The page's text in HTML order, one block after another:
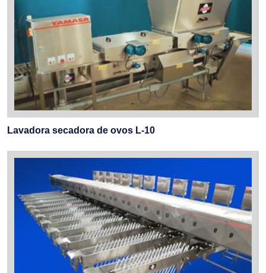
Lavadora secadora de ovos L-10